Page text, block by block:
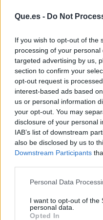
Que.es - Do Not
If you wish to opt-out of the
processing of your
targeted advertising by us,
section to confirm your
opt-out request is
interest-based ads based
us or personal information
your opt-out. You may
disclosure of your personal
IAB’s list of downstream
also be disclosed by us to
Downstream Participants
Personal Data
I want to opt-out of the
personal data.
Opted In